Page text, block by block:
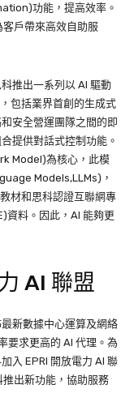
功能，提高效率。
戶帶來高效自助服
推出一系列以 AI 驅動
包括業界首創的生成式
安全營運團隊之間的即
提供對話式控制功能。
Model)為核心，此模
Models,LLMs)，
材和思科認證互聯網專
料。因此，AI 能夠更
AI 聯盟
新數據中心運算及網絡
要求更高的 AI 代理。為
入 EPRI 開放電力 AI 聯
出新功能，協助服務